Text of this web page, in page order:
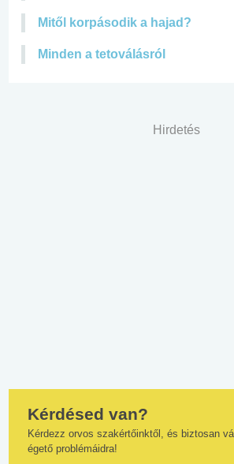
Mitől korpásodik a hajad?
Minden a tetoválásról
Hirdetés
Kérdésed van?
Kérdezz orvos szakértőinktől, és biztosan
égető problémáidra!